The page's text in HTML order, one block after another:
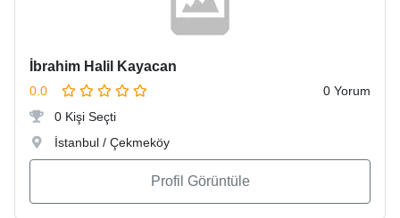
İbrahim Halil Kayacan
0.0
0 Yorum
0 Kişi Seçti
İstanbul / Çekmeköy
Profil Görüntüle